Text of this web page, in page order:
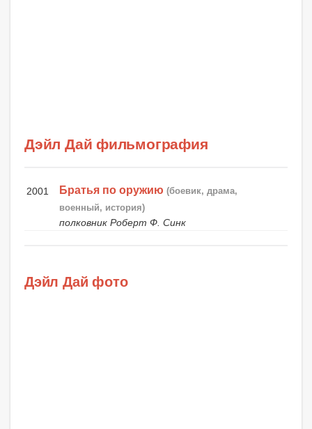
Дэйл Дай фильмография
2001 Братья по оружию (боевик, драма,
военный, история)
полковник Роберт Ф. Синк
Дэйл Дай фото